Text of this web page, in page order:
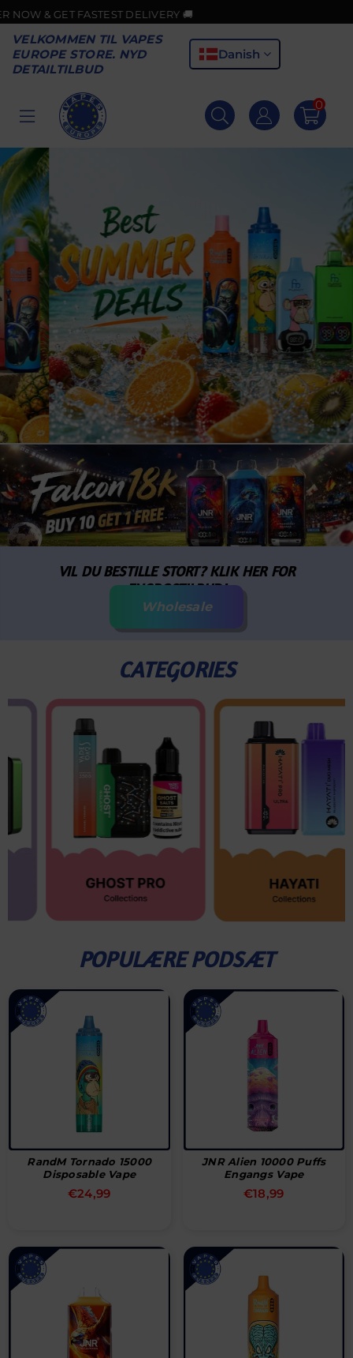
DELIVERY 🚚
VELKOMMEN TIL VAPES
EUROPE STORE. NYD
DETAILTILBUD
Danish
VAPES
0
VIL DU BESTILLE STORT? KLIK HER FOR
ENGROSTILBUD!
Wholesale
CATEGORIES
POPULÆRE PODSÆT
RandM Tornado 15000
Disposable Vape
Normal
€24,99
JNR Alien 10000 Puffs
Engangs Vape
Normal
€18,99